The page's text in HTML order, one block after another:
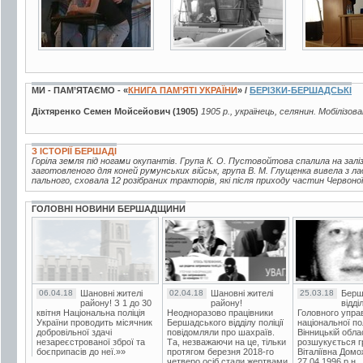
МИ - ПАМ’ЯТАЄМО - «КНИГА ПАМ’ЯТІ УКРАЇНИ» / БЕРІЗКИ-БЕРШАДСЬКІ
Діхтяренко Семен Мойсейович (1905) 1905 р., українець, селянин.
З ІСТОРІЇ БЕРШАДІ
Горіла земля під ногами окупантів. Група К. О. Пустовойтова спалила на
заготовленого для коней румунських військ, група В. М. Глущенка вивела з
пального, сховала 12 розібраних тракторів, які після приходу частин
ГОЛОВНІ НОВИНИ БЕРШАДЩИНИ
06.04.18
Шановні жителі
району! З 1 до 30
квітня Національна поліція
України проводить місячник
добровільної здачі
незареєстрованої зброї та
боєприпасів до неї.»»
02.04.18
Шановні жителі
району!
Неодноразово працівники
Бершадського відділу поліції
повідомляли про шахраїв.
Та, незважаючи на це, тільки
протягом березня 2018-го
25.03.18
Головного
національної
Вінницькій
розшукується
Віталіївна